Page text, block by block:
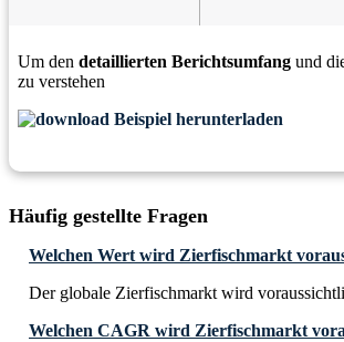
Um den detaillierten Berichtsumfang und
zu verstehen
Beispiel herunterladen
Häufig gestellte Fragen
Welchen Wert wird Zierfischmarkt
Der globale Zierfischmarkt wird
Welchen CAGR wird Zierfischmarkt